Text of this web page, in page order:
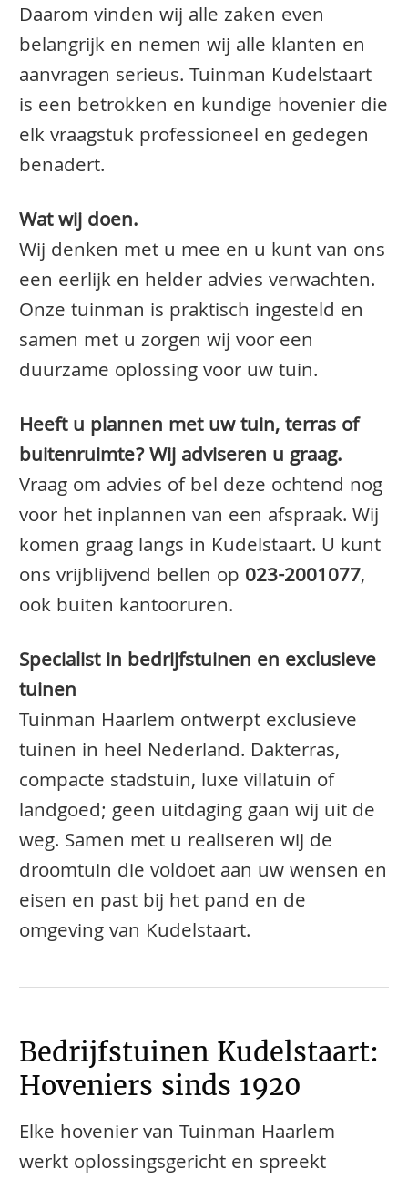
Daarom vinden wij alle zaken even
belangrijk en nemen wij alle klanten en
aanvragen serieus. Tuinman Kudelstaart
is een betrokken en kundige hovenier die
elk vraagstuk professioneel en gedegen
benadert.
Wat wij doen.
Wij denken met u mee en u kunt van ons
een eerlijk en helder advies verwachten.
Onze tuinman is praktisch ingesteld en
samen met u zorgen wij voor een
duurzame oplossing voor uw tuin.
Heeft u plannen met uw tuin, terras of
buitenruimte? Wij adviseren u graag.
Vraag om advies of bel deze ochtend nog
voor het inplannen van een afspraak. Wij
komen graag langs in Kudelstaart. U kunt
ons vrijblijvend bellen op 023-2001077,
ook buiten kantooruren.
Specialist in bedrijfstuinen en exclusieve
tuinen
Tuinman Haarlem ontwerpt exclusieve
tuinen in heel Nederland. Dakterras,
compacte stadstuin, luxe villatuin of
landgoed; geen uitdaging gaan wij uit de
weg. Samen met u realiseren wij de
droomtuin die voldoet aan uw wensen en
eisen en past bij het pand en de
omgeving van Kudelstaart.
Bedrijfstuinen Kudelstaart:
Hoveniers sinds 1920
Elke hovenier van Tuinman Haarlem
werkt oplossingsgericht en spreekt